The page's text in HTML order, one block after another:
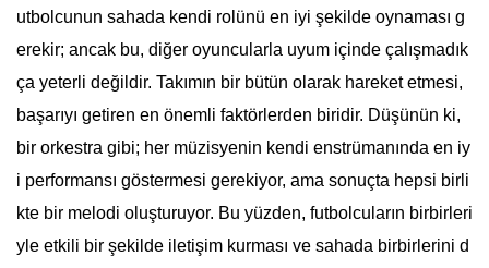
utbolcunun sahada kendi rolünü en iyi şekilde oynaması g
erekir; ancak bu, diğer oyuncularla uyum içinde çalışmadık
ça yeterli değildir. Takımın bir bütün olarak hareket etmesi,
başarıyı getiren en önemli faktörlerden biridir. Düşünün ki,
bir orkestra gibi; her müzisyenin kendi enstrümanında en iy
i performansı göstermesi gerekiyor, ama sonuçta hepsi birli
kte bir melodi oluşturuyor. Bu yüzden, futbolcuların birbirleri
yle etkili bir şekilde iletişim kurması ve sahada birbirlerini d